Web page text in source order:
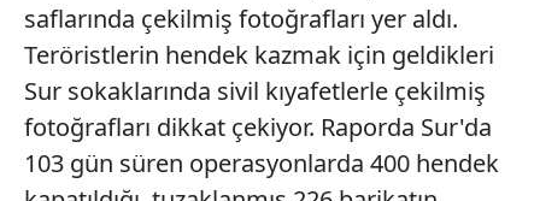
saflarında çekilmiş fotoğrafları yer aldı.
Teröristlerin hendek kazmak için geldikleri
Sur sokaklarında sivil kıyafetlerle çekilmiş
fotoğrafları dikkat çekiyor. Raporda Sur'da
103 gün süren operasyonlarda 400 hendek